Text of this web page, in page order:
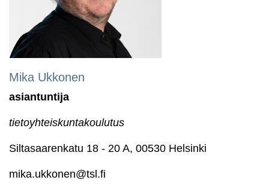
Mika Ukkonen
asiantuntija
tietoyhteiskuntakoulutus
Siltasaarenkatu 18 - 20 A, 00530 Helsinki
mika.ukkonen@tsl.fi